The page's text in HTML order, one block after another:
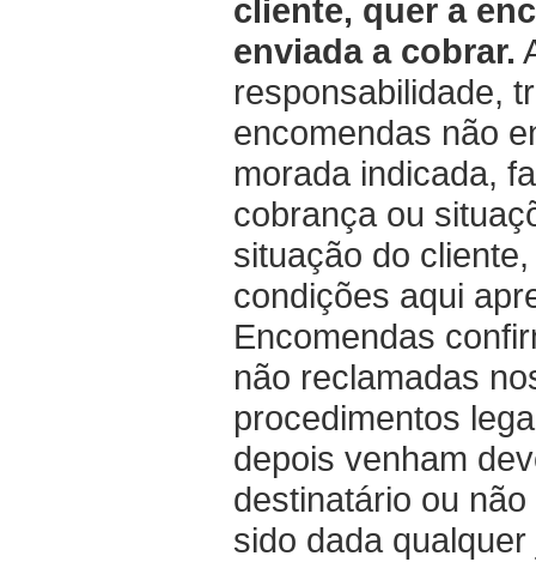
cliente, quer a
enviada a cobrar.
responsabilidade,
encomendas não
morada indicada,
cobrança ou
situação do
condições aqui
Encomendas
não reclamadas
procedimentos
depois venham
destinatário ou
sido dada